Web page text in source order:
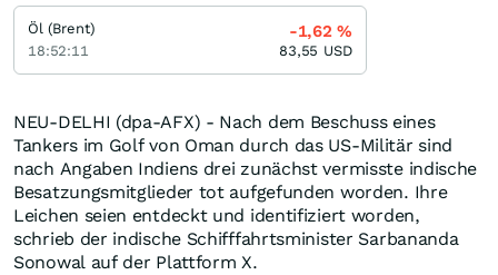
NEU-DELHI (dpa-AFX) - Nach dem Beschuss eines
Tankers im Golf von Oman durch das US-Militär sind
nach Angaben Indiens drei zunächst vermisste indische
Besatzungsmitglieder tot aufgefunden worden. Ihre
Leichen seien entdeckt und identifiziert worden,
schrieb der indische Schifffahrtsminister Sarbananda
Sonowal auf der Plattform X.
Öl (Brent)
18:52:11
-1,62%
83,55 USD